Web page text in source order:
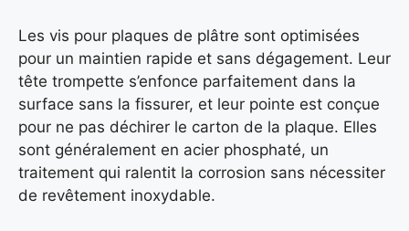
Les vis pour plaques de plâtre sont optimisées
pour un maintien rapide et sans dégagement. Leur
tête trompette s’enfonce parfaitement dans la
surface sans la fissurer, et leur pointe est conçue
pour ne pas déchirer le carton de la plaque. Elles
sont généralement en acier phosphaté, un
traitement qui ralentit la corrosion sans nécessiter
de revêtement inoxydable.